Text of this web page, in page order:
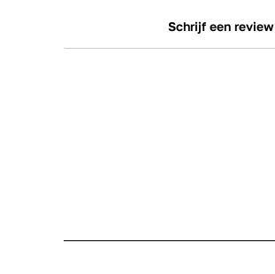
Schrijf een review